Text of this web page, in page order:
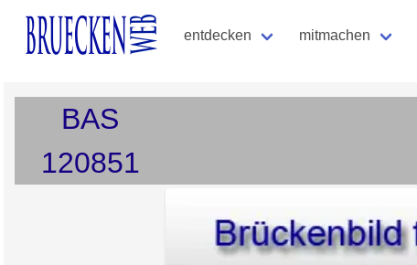
entdecken mitmachen
BAS
120851